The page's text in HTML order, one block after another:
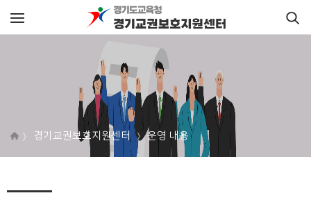
경기교권보호지원센터 운영 내용